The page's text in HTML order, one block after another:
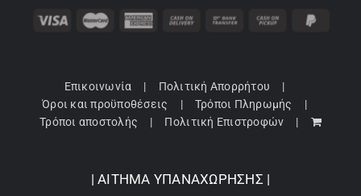
Επικοινωνία
Πολιτική Απορρήτου
Όροι και προϋποθέσεις
Τρόποι Πληρωμής
Τρόποι αποστολής
Πολιτική Επιστροφών
| ΑΙΤΗΜΑ ΥΠΑΝΑΧΩΡΗΣΗΣ |